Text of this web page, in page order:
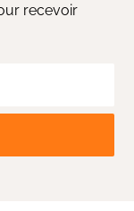
recevoir